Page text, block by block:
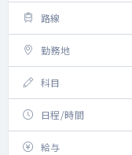
路線
勤務地
科目
日程/時間
給与